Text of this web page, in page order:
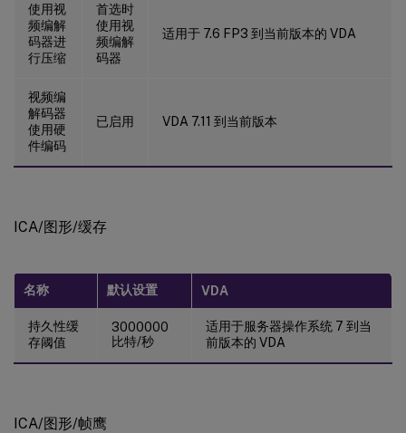
使用视
频编解
码器进
行压缩
首选时
使用视
频编解
码器
适用于 7.6 FP3 到当前版本的 VDA
视频编
解码器
使用硬
件编码
已启用 VDA 7.11 到当前版本
ICA/图形/缓存
名称 默认设置 VDA
持久性缓
存阈值
3000000
比特/秒
适用于服务器操作系统 7 到当
前版本的 VDA
ICA/图形/帧鹰